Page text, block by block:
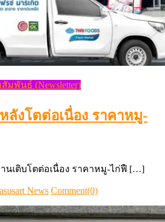
มพันธ์ (Newsletter)
ลังโตต่อเนื่อง ราคาหมู-
นเติบโตต่อเนื่อง ราคาหมู-ไก่ฟื […]
News Comment(0)